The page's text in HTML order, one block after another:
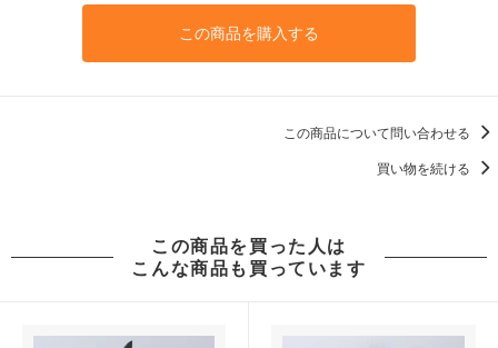
この商品を購入する
この商品について問い合わせる
買い物を続ける
この商品を買った人は
こんな商品も買っています